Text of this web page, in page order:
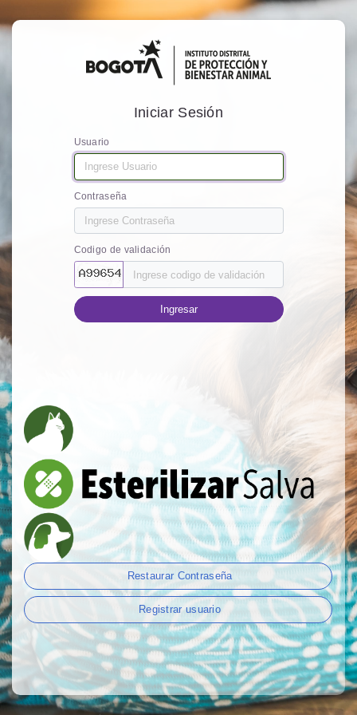
Iniciar Sesión
Usuario
Contraseña
Codigo de validación
Ingresar
Restaurar Contraseña
Registrar usuario